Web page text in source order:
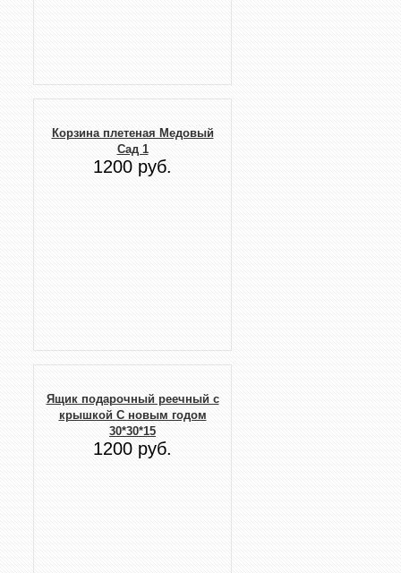
Корзина плетеная Медовый
Сад 1
1200 руб.
Ящик подарочный реечный с
крышкой С новым годом
30*30*15
1200 руб.